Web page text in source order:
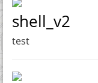
shell_v2
test